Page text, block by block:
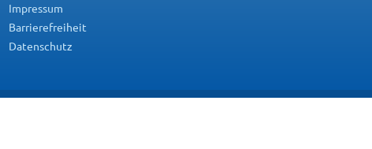
Impressum
Barrierefreiheit
Datenschutz